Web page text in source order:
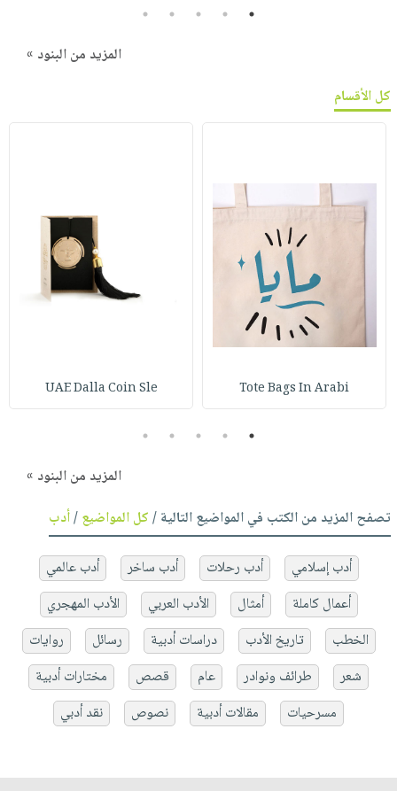
1
2
3
4
5
المزيد من البنود »
كل الأقسام
Tote Bags In Arabi
UAE Dalla Coin Sle
1
2
3
4
5
المزيد من البنود »
تصفح المزيد من الكتب في المواضيع التالية /كل المواضيع/أدب
أدب إسلامي أدب رحلات أدب ساخر
أدب عالمي
أعمال كاملة
أمثال الأدب العربي
الأدب المهجري
الخطب
تاريخ الأدب دراسات أدبية رسائل
روايات
شعر
طرائف ونوادر عام قصص
مختارات أدبية
مسرحيات
مقالات أدبية نصوص نقد أدبي